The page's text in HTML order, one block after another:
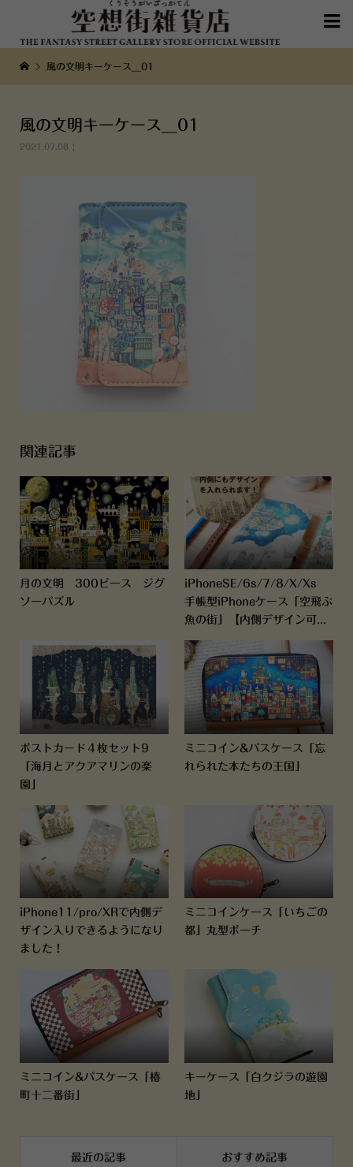

風の文明キーケース__01
風の文明キーケース__01
2021.07.08
関連記事
月の文明 300ピース ジグ
ソーパズル
iPhoneSE/6s/7/8/X/Xs
手帳型iPhoneケース「空飛ぶ
魚の街」【内側デザイン可...
ポストカード４枚セット9
「海月とアクアマリンの楽
園」
ミニコイン&パスケース「忘
れられた本たちの王国」
iPhone11/pro/XRで内側デ
ザイン入りできるようになり
ました！
ミニコインケース「いちごの
都」丸型ポーチ
ミニコイン&パスケース「椿
町十二番街」
キーケース「白クジラの遊園
地」
最近の記事 おすすめ記事